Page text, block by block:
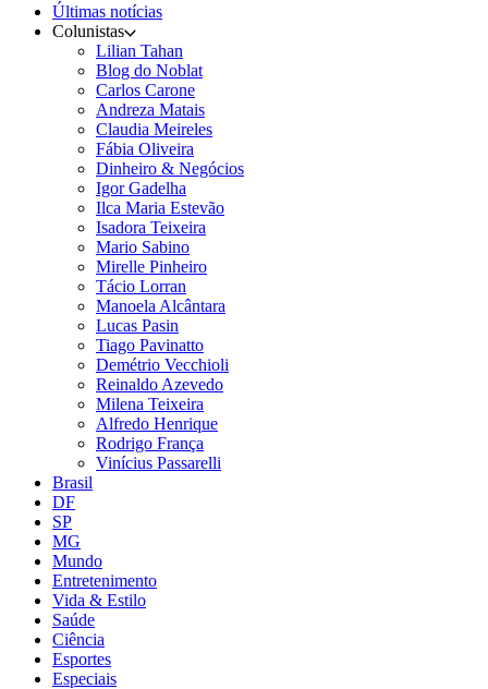
Últimas notícias
Colunistas
Lilian Tahan
Blog do Noblat
Carlos Carone
Andreza Matais
Claudia Meireles
Fábia Oliveira
Dinheiro & Negócios
Igor Gadelha
Ilca Maria Estevão
Isadora Teixeira
Mario Sabino
Mirelle Pinheiro
Tácio Lorran
Manoela Alcântara
Lucas Pasin
Tiago Pavinatto
Demétrio Vecchioli
Reinaldo Azevedo
Milena Teixeira
Alfredo Henrique
Rodrigo França
Vinícius Passarelli
Brasil
DF
SP
MG
Mundo
Entretenimento
Vida & Estilo
Saúde
Ciência
Esportes
Especiais